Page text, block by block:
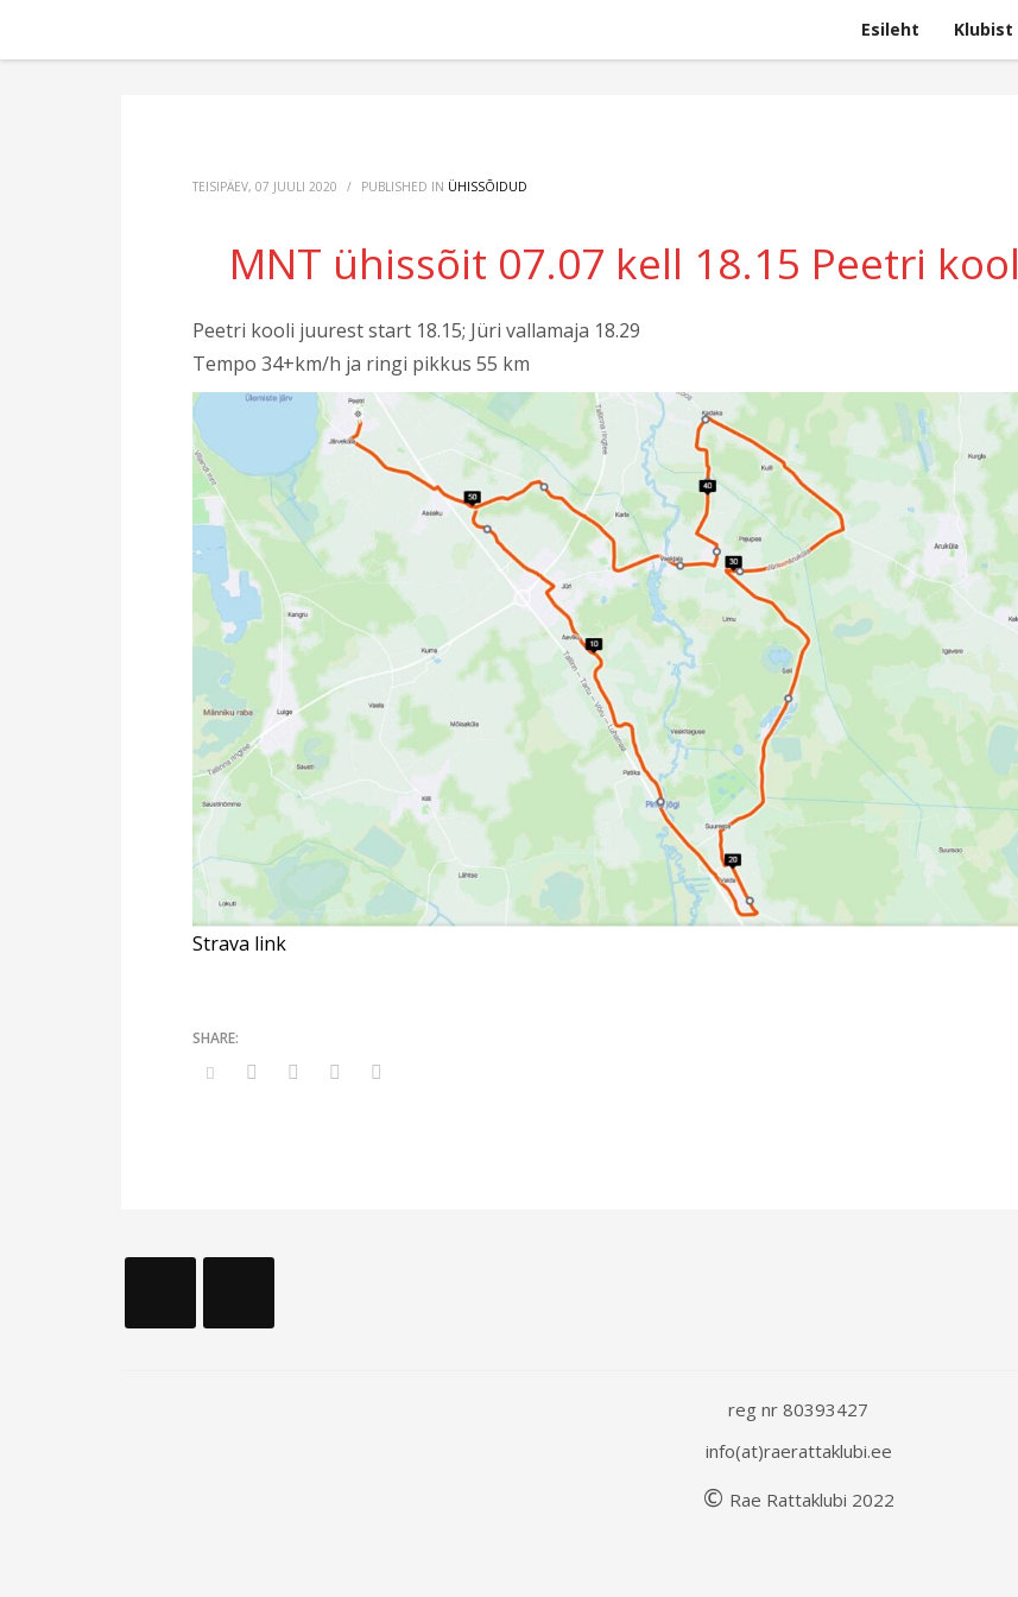
Esileht Klubist
TEISIPÄEV, 07 JUULI 2020 / PUBLISHED IN ÜHISSÕIDUD
MNT ühissõit 07.07 kell 18.15 Peetri kool
Peetri kooli juurest start 18.15; Jüri vallamaja 18.29
Tempo 34+km/h ja ringi pikkus 55 km
Strava link
reg nr 80393427
info(at)raerattaklubi.ee
© Rae Rattaklubi 2022